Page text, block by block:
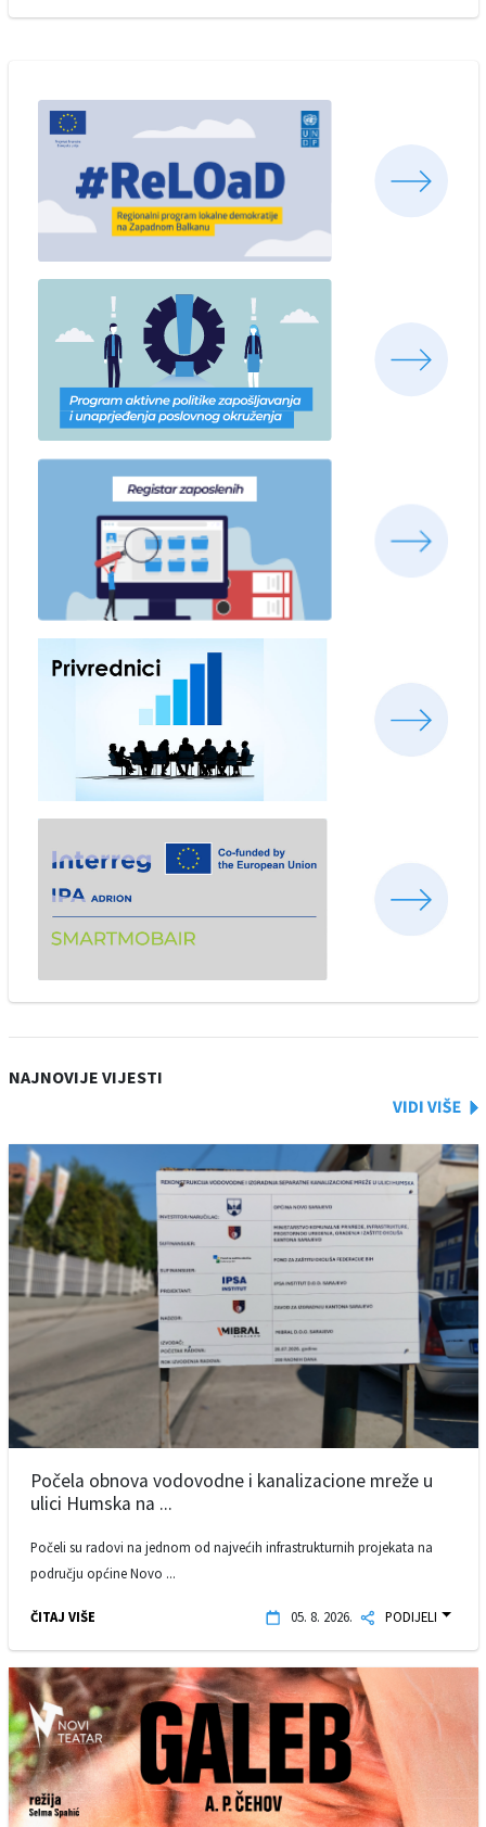
NAJNOVIJE VIJESTI
Počela obnova vodovodne i kanalizacione mreže u
ulici Humska na ...
Počeli su radovi na jednom od najvećih infrastrukturnih projekata na
području općine Novo ...
ČITAJ VIŠE 05. 8. 2026. PODIJELI